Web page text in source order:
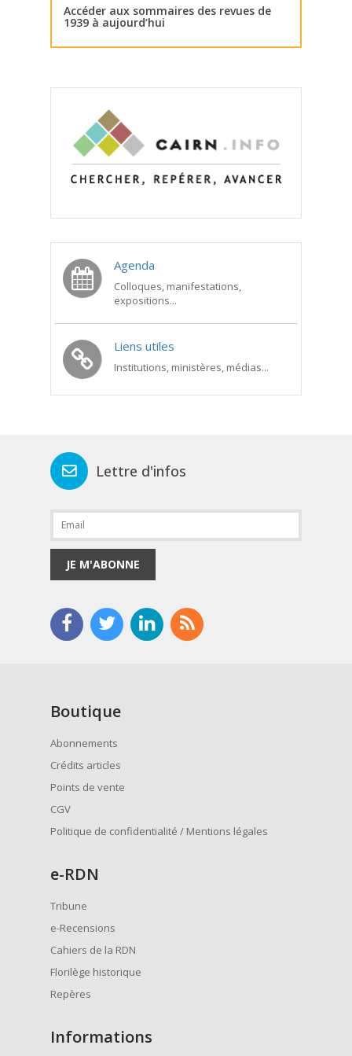
Accéder aux sommaires des revues de
1939 à aujourd’hui
Agenda
Colloques, manifestations,
expositions...
Liens utiles
Institutions, ministères, médias...
Lettre d'infos
JE M'ABONNE
Boutique
Abonnements
Crédits articles
Points de vente
CGV
Politique de confidentialité / Mentions légales
e-RDN
Tribune
e-Recensions
Cahiers de la RDN
Florilège historique
Repères
Informations